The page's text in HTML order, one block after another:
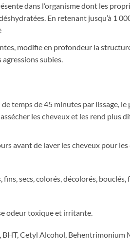
dans l’organisme dont les
En retenant jusqu’à 1
modifie en profondeur la
subies.
de temps de 45 minutes par
les cheveux et les rend
avant de laver les cheveux pour
secs, colorés, décolorés,
odeur toxique et irritante.
BHT, Cetyl Alcohol,